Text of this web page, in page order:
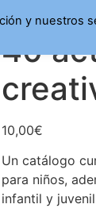
40
10,00€
Un catálogo
para niños,
infantil y
y nuestros